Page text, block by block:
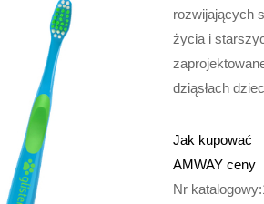
rozwijających
życia i
dziąsłach
Jak kupować
AMWAY ceny
Nr